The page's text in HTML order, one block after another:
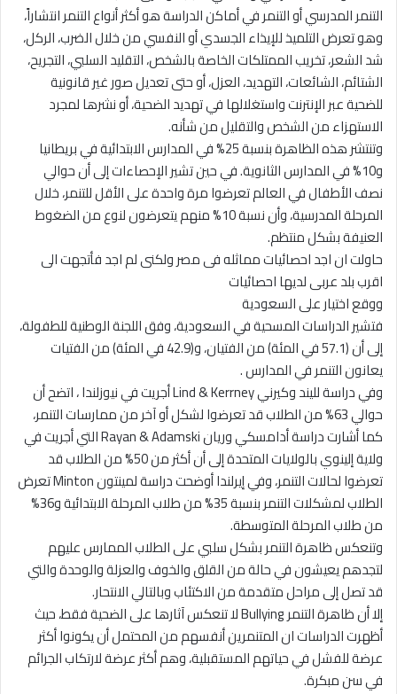
التنمر المدرسي أو التنمر في أماكن الدراسة هو أكثر أنواع التنمر انتشاراً،
وهو تعرض التلميذ للإيذاء الجسدي أو النفسي من خلال الضرب، الركل،
شد الشعر، تخريب الممتلكات الخاصة بالشخص، التقليد السلبي، التجريح،
الشتائم، الشائعات، التهديد، العزل، أو حتى تعديل صور غير قانونية
للضحية عبر الإنترنت واستغلالها في تهديد الضحية، أو نشرها لمجرد
الاستهزاء من الشخص والتقليل من شأنه.
وتنتشر هذه الظاهرة بنسبة 25% في المدارس الابتدائية في بريطانيا
و10% في المدارس الثانوية. في حين تشير الإحصاءات إلى أن حوالي
نصف الأطفال في العالم تعرضوا مرة واحدة على الأقل للتنمر، خلال
المرحلة المدرسية، وأن نسبة 10% منهم يتعرضون لنوع من الضغوط
العنيفة بشكل منتظم.
حاولت ان اجد احصائيات مماثله فى مصر ولكنى لم اجد فأتجهت الى
اقرب بلد عربى لديها احصائيات
ووقع اختيار على السعودية
فتشير الدراسات المسحية في السعودية، وفق اللجنة الوطنية للطفولة،
إلى أن (57.1 في المئة) من الفتيان، و(42.9 في المئة) من الفتيات
يعانون التنمر في المدارس .
وفي دراسة لليند وكيرني Lind & Kerrney أجريت في نيوزلندا ، اتضح أن
حوالي 63% من الطلاب قد تعرضوا لشكل أو آخر من ممارسات التنمر،
كما أشارت دراسة أدامسكي وريان Rayan & Adamski التي أجريت في
ولاية إلينوي بالولايات المتحدة إلى أن أكثر من 50% من الطلاب قد
تعرضوا لحالات التنمر، وفي إيرلندا أوضحت دراسة لمينتون Minton تعرض
الطلاب لمشكلات التنمر بنسبة 35% من طلاب المرحلة الابتدائية و36%
من طلاب المرحلة المتوسطة.
وتنعكس ظاهرة التنمر بشكل سلبي على الطلاب الممارس عليهم
لتجدهم يعيشون في حالة من القلق والخوف والعزلة والوحدة والتي
قد تصل إلى مراحل متقدمة من الاكتئاب وبالتالي الانتحار.
إلا أن ظاهرة التنمر Bullying لا تنعكس آثارها على الضحية فقط، حيث
أظهرت الدراسات ان المتنمرين أنفسهم من المحتمل أن يكونوا أكثر
عرضة للفشل في حياتهم المستقبلية، وهم أكثر عرضة لارتكاب الجرائم
في سن مبكرة.